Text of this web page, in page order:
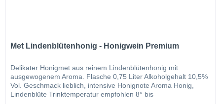
Met Lindenblütenhonig - Honigwein Premium
Delikater Honigmet aus reinem Lindenblütenhonig mit
ausgewogenem Aroma. Flasche 0,75 Liter Alkoholgehalt 10,5%
Vol. Geschmack lieblich, intensive Honignote Aroma Honig,
Lindenblüte Trinktemperatur empfohlen 8° bis